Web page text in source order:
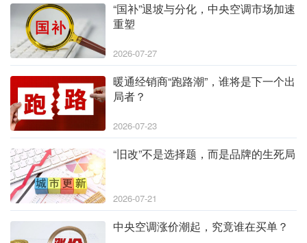
“国补”退坡与分化，中央空调市场加速
重塑
2026-07-27
暖通经销商“跑路潮”，谁将是下一个出
局者？
2026-07-23
“旧改”不是选择题，而是品牌的生死局
2026-07-21
中央空调涨价潮起，究竟谁在买单？